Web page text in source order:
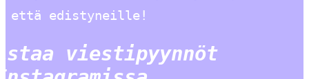
edistyneille!
viestipyynnöt